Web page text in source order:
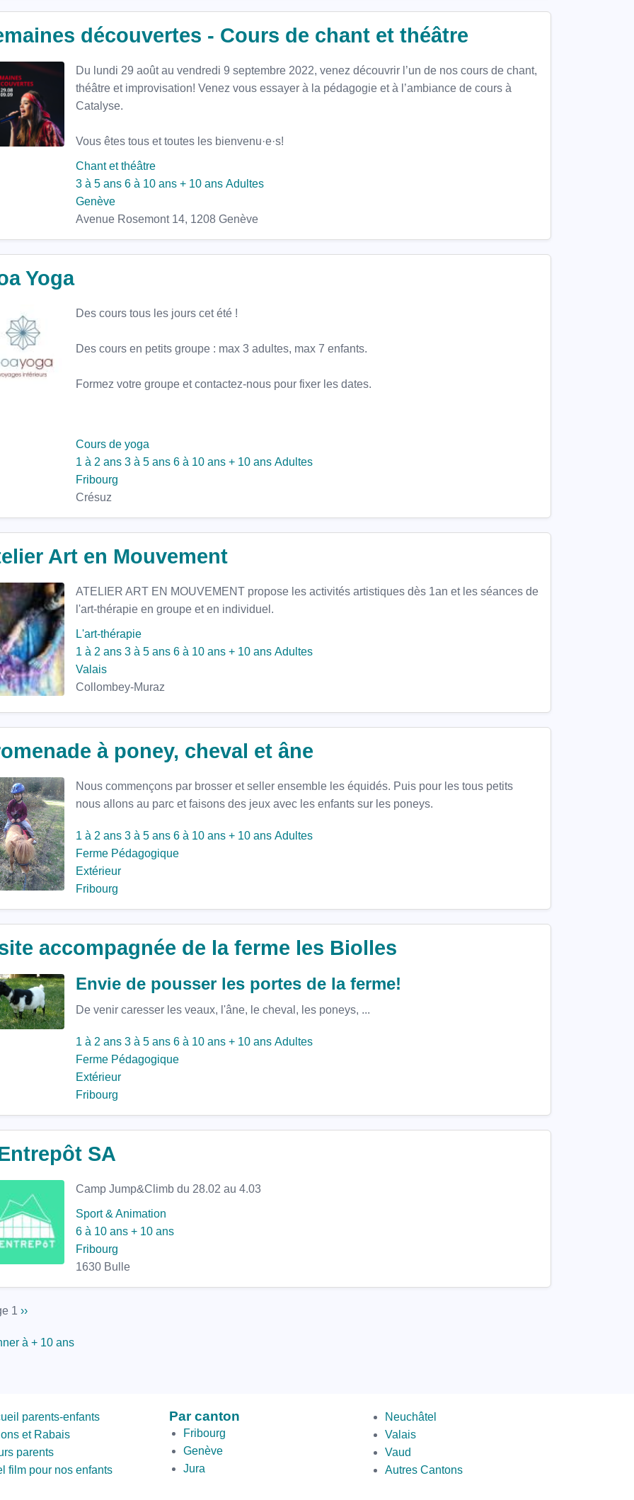
découvertes - Cours de chant et théâtre
Du lundi 29 août au vendredi 9 septembre 2022, venez découvrir l’un de nos cours de chant,
théâtre et improvisation! Venez vous essayer à la pédagogie et à l’ambiance de cours à
Catalyse.
Vous êtes tous et toutes les bienvenu·e·s!
Chant et théâtre
3 à 5 ans 6 à 10 ans + 10 ans Adultes
Genève
Avenue Rosemont 14, 1208 Genève
Yoga
Des cours tous les jours cet été !
Des cours en petits groupe : max 3 adultes, max 7 enfants.
Formez votre groupe et contactez-nous pour fixer les dates.
Cours de yoga
1 à 2 ans 3 à 5 ans 6 à 10 ans + 10 ans Adultes
Fribourg
Crésuz
Art en Mouvement
ATELIER ART EN MOUVEMENT propose les activités artistiques dès 1an et les séances de
l'art-thérapie en groupe et en individuel.
L'art-thérapie
1 à 2 ans 3 à 5 ans 6 à 10 ans + 10 ans Adultes
Valais
Collombey-Muraz
à poney, cheval et âne
Nous commençons par brosser et seller ensemble les équidés. Puis pour les tous petits
nous allons au parc et faisons des jeux avec les enfants sur les poneys.
1 à 2 ans 3 à 5 ans 6 à 10 ans + 10 ans Adultes
Ferme Pédagogique
Extérieur
Fribourg
accompagnée de la ferme les Biolles
Envie de pousser les portes de la ferme!
De venir caresser les veaux, l'âne, le cheval, les poneys, ...
1 à 2 ans 3 à 5 ans 6 à 10 ans + 10 ans Adultes
Ferme Pédagogique
Extérieur
Fribourg
SA
Camp Jump&Climb du 28.02 au 4.03
Sport & Animation
6 à 10 ans + 10 ans
Fribourg
1630 Bulle
1 Page
››
à + 10 ans
parents-enfants
et Rabais
parents
film pour nos enfants
Par canton
Fribourg
Genève
Jura
par
canton
2
Neuchâtel
Valais
Vaud
Autres Cantons